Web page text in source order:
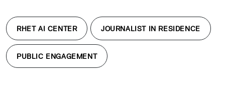
RHET AI CENTER JOURNALIST IN RESIDENCE
PUBLIC ENGAGEMENT